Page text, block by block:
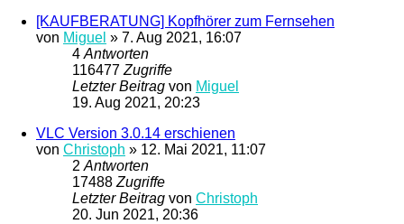
[KAUFBERATUNG] Kopfhörer zum Fernsehen
von Miguel » 7. Aug 2021, 16:07
4Antworten
116477Zugriffe
Letzter Beitrag von Miguel
19. Aug 2021, 20:23
VLC Version 3.0.14 erschienen
von Christoph » 12. Mai 2021, 11:07
2Antworten
17488Zugriffe
Letzter Beitrag von Christoph
20. Jun 2021, 20:36